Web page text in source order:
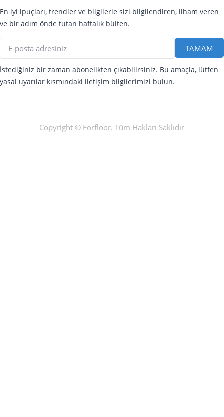
En iyi ipuçları, trendler ve bilgilerle sizi bilgilendiren, ilham veren
ve bir adım önde tutan haftalık bülten.
İstediğiniz bir zaman abonelikten çıkabilirsiniz. Bu amaçla, lütfen
yasal uyarılar kısmındaki iletişim bilgilerimizi bulun.
Copyright © Forfloor. Tüm Hakları Saklıdır